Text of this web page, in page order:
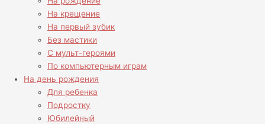
На крещение
На первый зубик
Без мастики
С мульт-героями
По компьютерным играм
На день рождения
Для ребенка
Подростку
Юбилейный